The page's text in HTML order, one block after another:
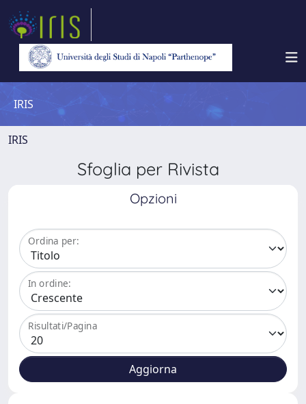
IRIS
IRIS
Sfoglia per Rivista
Opzioni
Ordina per:
In ordine:
Risultati/Pagina